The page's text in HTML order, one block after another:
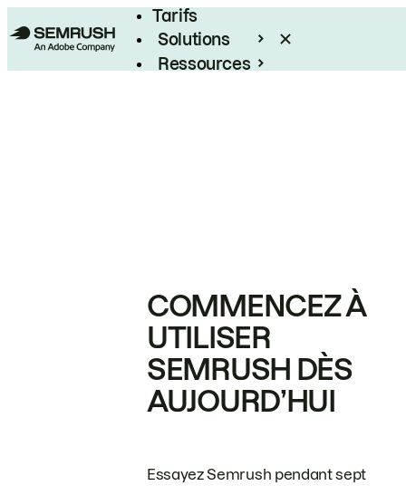
Tarifs
Solutions
Ressources
COMMENCEZ À
UTILISER
SEMRUSH DÈS
AUJOURD’HUI
Essayez Semrush pendant sept